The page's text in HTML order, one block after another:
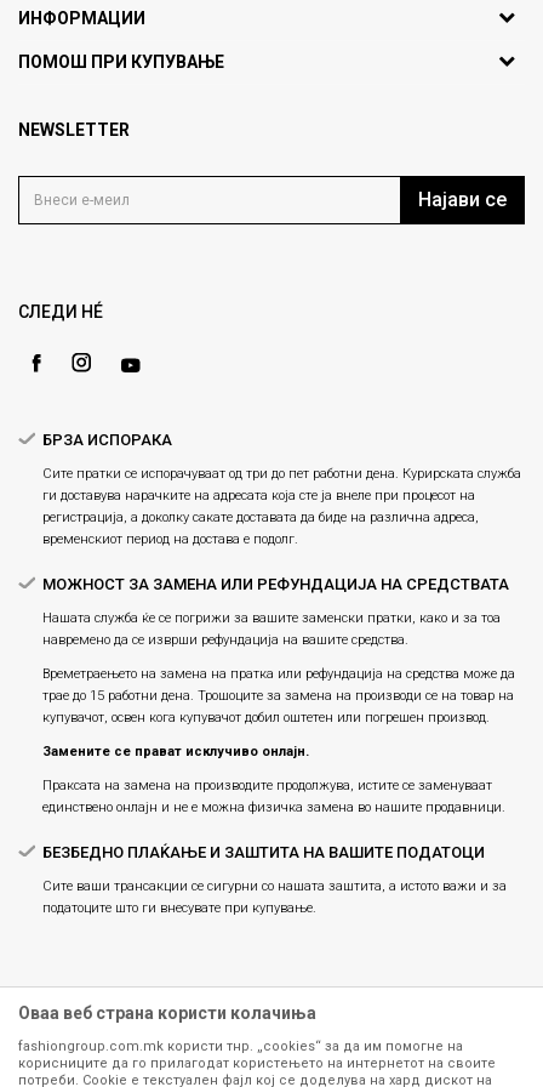
ИНФОРМАЦИИ
За нас
Продавници
Блог
Gift Card
ПОМОШ ПРИ КУПУВАЊЕ
Политика на приватност
Како да купите
Замена и рефундација на производи
NEWSLETTER
Најави се
СЛЕДИ НÉ
БРЗА ИСПОРАКА
Сите пратки се испорачуваат од три до пет работни дена. Курирската служба
ги доставува нарачките на адресата која сте ја внеле при процесот на
регистрација, а доколку сакате доставата да биде на различна адреса,
временскиот период на достава е подолг.
МОЖНОСТ ЗА ЗАМЕНА ИЛИ РЕФУНДАЦИЈА НА СРЕДСТВАТА
Нашата служба ќе се погрижи за вашите заменски пратки, како и за тоа
навремено да се изврши рефундација на вашите средства.
Времетраењето на замена на пратка или рефундацијa на средства може да
трае до 15 работни дена. Трошоците за замена на производи се на товар на
купувачот, освен кога купувачот добил оштетен или погрешен производ.
Замените се прават исклучиво онлајн.
Праксата на замена на производите продолжува, истите се заменуваат
единствено онлајн и не е можна физичка замена во нашите продавници.
БЕЗБЕДНО ПЛАЌАЊЕ И ЗАШТИТА НА ВАШИТЕ ПОДАТОЦИ
Сите ваши трансакции се сигурни со нашата заштита, а истото важи и за
податоците што ги внесувате при купување.
Оваа веб страна користи колачиња
fashiongroup.com.mk користи тнр. „cookies“ за да им помогне на
корисниците да го прилагодат користењето на интернетот на своите
потреби. Cookie е текстуален фајл кој се доделува на хард дискот на